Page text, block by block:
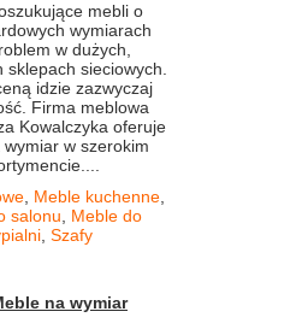
mebli o
wymiarach
w dużych,
sklepach sieciowych.
idzie zazwyczaj
Firma meblowa
Kowalczyka oferuje
wymiar w szerokim
, Meble kuchenne,
salonu, Meble do
, Szafy
na wymiar